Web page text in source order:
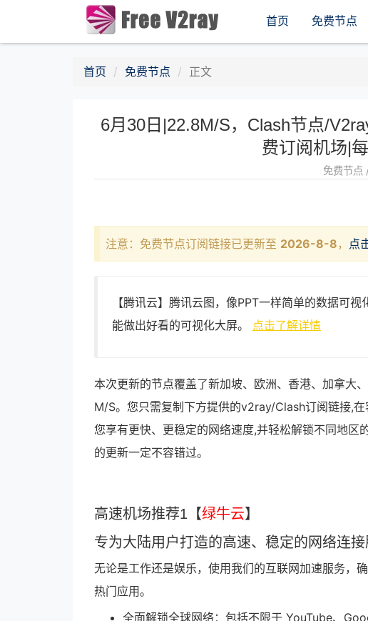
首页 免费节点
首页 免费节点 正文
6月30日|22.8M/S，Clash节点/
费订阅机场|
免费节点
注意：免费节点订阅链接已更新至 2026-8-8 ， 点
【腾讯云】腾讯云图，像PPT一样简单的数据可
能做出好看的可视化大屏。 点击了解详情
本次更新的节点覆盖了新加坡、欧洲、香港、加拿大
M/S。您只需复制下方提供的v2ray/Clash订阅链接,
您享有更快、更稳定的网络速度,并轻松解锁不同地区
的更新一定不容错过。
高速机场推荐1【绿牛云】
专为大陆用户打造的高速、稳定的网络连接
无论是工作还是娱乐，使用我们的互联网加速服务，
热门应用。
全面解锁全球网络：包括不限于 YouTube、